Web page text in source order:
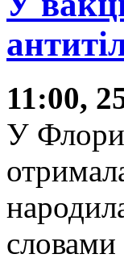
11:00,
У